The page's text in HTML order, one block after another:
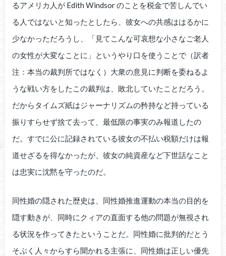
るアメリカ人が Edith Windsor のことを税金で苦しんでい
る人ではないと知ったとしたら、彼女への共感ははるかに
少なかっただろうし、「見てこんな可哀想な小さなご老人
の女性が大変なことに」というやり口を使うことで（訳者
注：本当の裁判所ではなく）大衆の意見に判断を委ねるよ
うな戦い方をしたこの裁判は、敗北していたことだろう。
だからタイムズ紙はジャーナリズムの矜持など持っている
振りすらせず捨て去って、最低限の事実のみ報道したの
だ。すでに公に記録されている彼女の不払い税額だけは報
道せざるを得なかったが、彼女の純資産など下世話なこと
は忠実に沈黙を守ったのだ。
同性婚の隠された歴史は、同性婚推進運動の本当の目的を
隠す動きが、同時にクィアの直面する他の問題が無視され
る状況を作ってきたということだ。同性婚に批判的だとう
そぶく人々からすら聞かれる主張に、同性婚は正しい優先